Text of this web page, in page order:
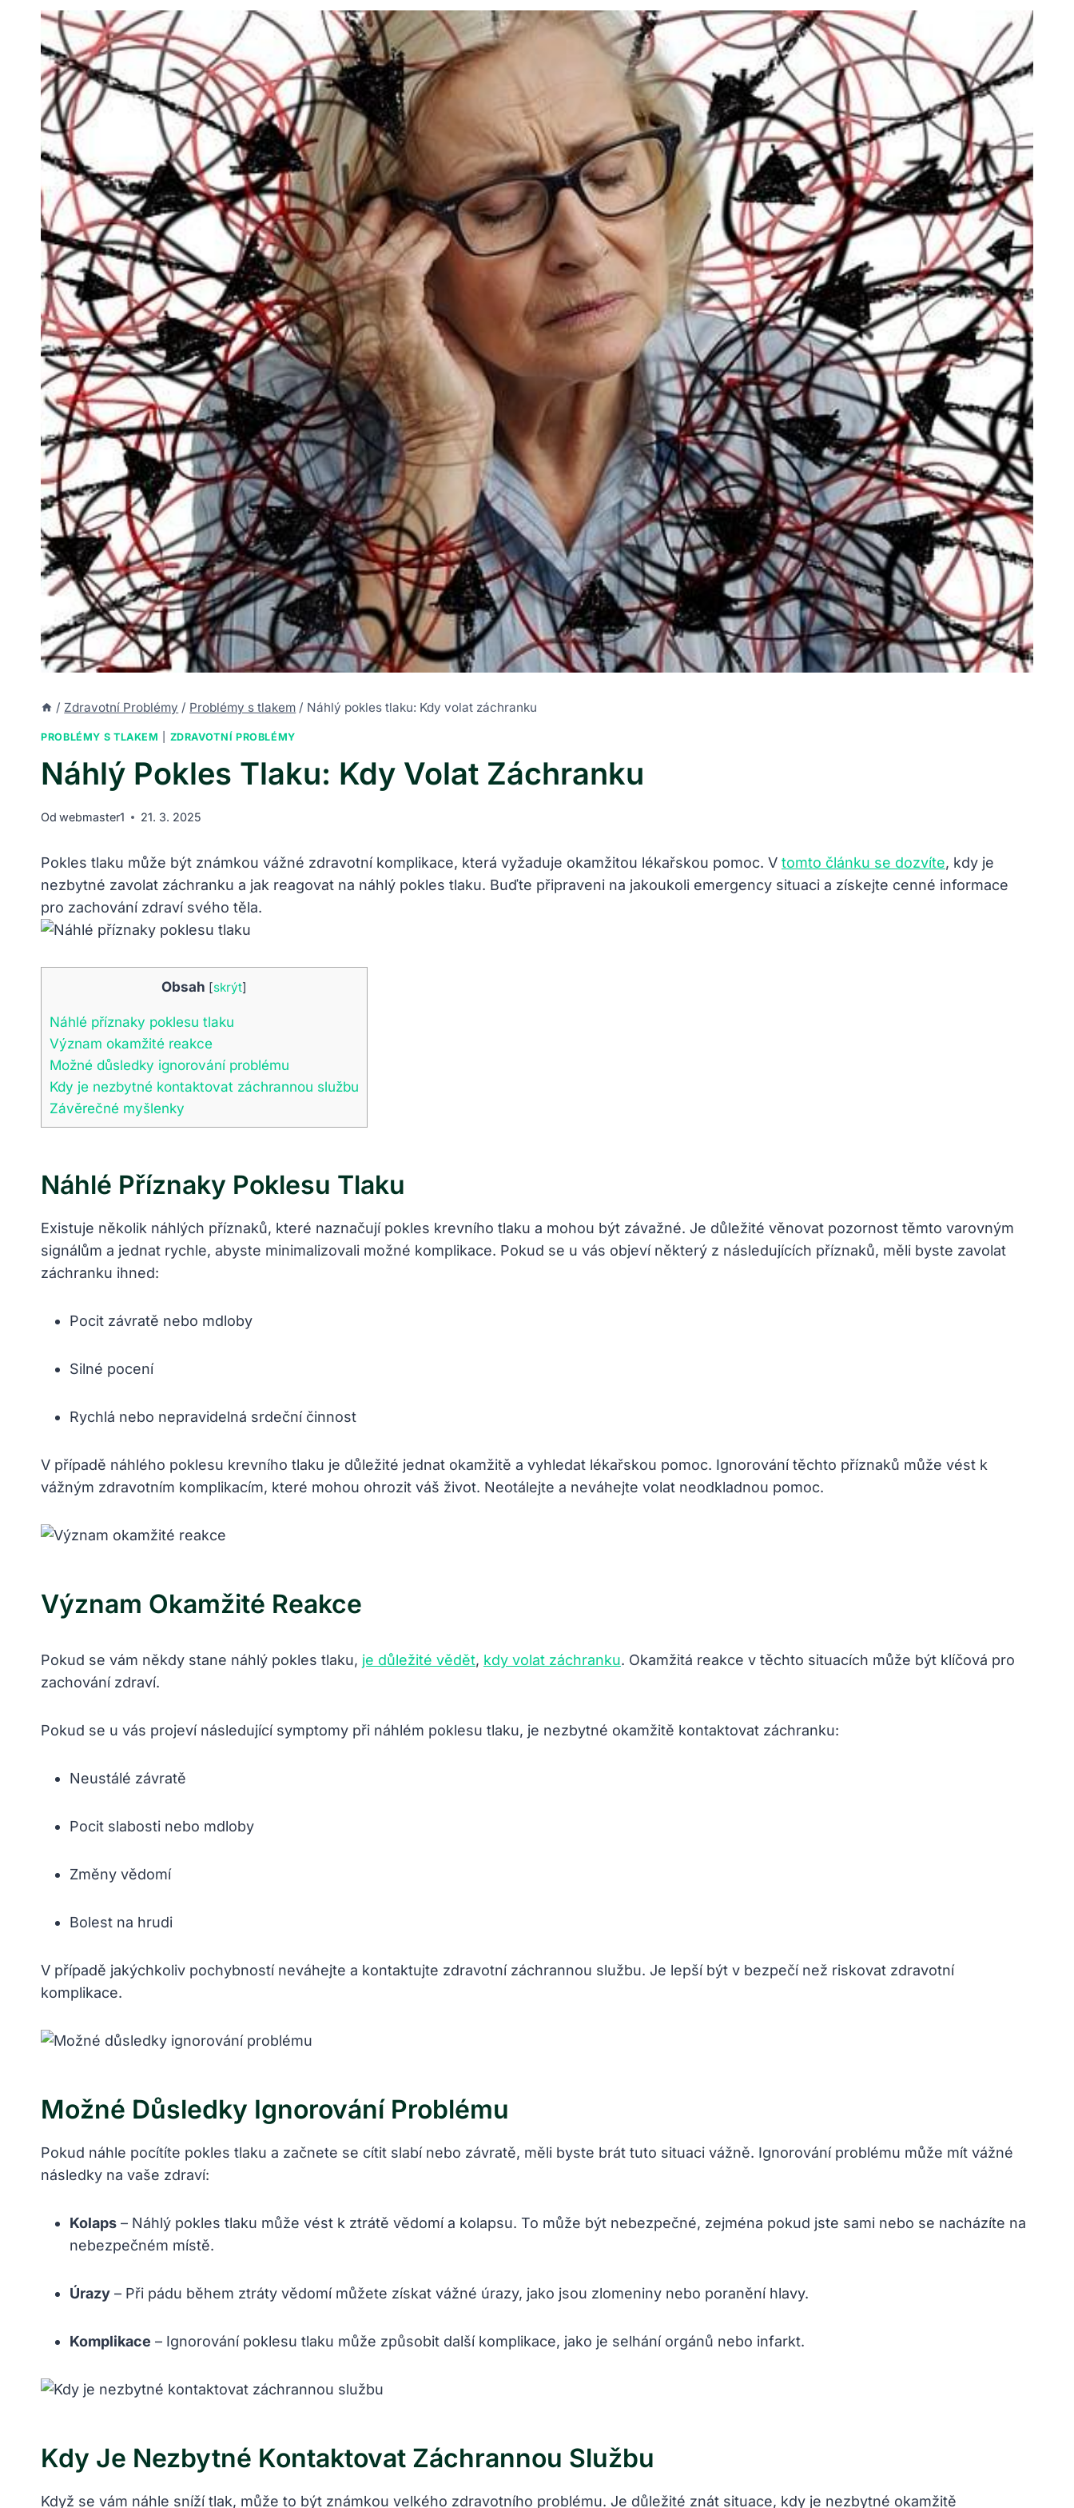
/ Zdravotní Problémy / Problémy s tlakem / Náhlý pokles tlaku: Kdy volat záchranku
PROBLÉMY S TLAKEM ZDRAVOTNÍ PROBLÉMY
Náhlý Pokles Tlaku: Kdy Volat Záchranku
Od webmaster1 21. 3. 2025
Pokles tlaku může být známkou vážné zdravotní komplikace, která vyžaduje okamžitou lékařskou pomoc. V tomto článku se dozvíte, kdy je
nezbytné zavolat záchranku a jak reagovat na náhlý pokles tlaku. Buďte připraveni na jakoukoli emergency situaci a získejte cenné informace
pro zachování zdraví svého těla.
Obsah [skrýt]
Náhlé příznaky poklesu tlaku
Význam okamžité reakce
Možné důsledky ignorování problému
Kdy je nezbytné kontaktovat záchrannou službu
Závěrečné myšlenky
Náhlé Příznaky Poklesu Tlaku
Existuje několik náhlých příznaků, které naznačují pokles krevního tlaku a mohou být závažné. Je důležité věnovat pozornost těmto varovným
signálům a jednat rychle, abyste minimalizovali možné komplikace. Pokud se u vás objeví některý z následujících příznaků, měli byste zavolat
záchranku ihned:
Pocit závratě nebo mdloby
Silné pocení
Rychlá nebo nepravidelná srdeční činnost
V případě náhlého poklesu krevního tlaku je důležité jednat okamžitě a vyhledat lékařskou pomoc. Ignorování těchto příznaků může vést k
vážným zdravotním komplikacím, které mohou ohrozit váš život. Neotálejte a neváhejte volat neodkladnou pomoc.
Význam Okamžité Reakce
Pokud se vám někdy stane náhlý pokles tlaku, je důležité vědět, kdy volat záchranku. Okamžitá reakce v těchto situacích může být klíčová pro
zachování zdraví.
Pokud se u vás projeví následující symptomy při náhlém poklesu tlaku, je nezbytné okamžitě kontaktovat záchranku:
Neustálé závratě
Pocit slabosti nebo mdloby
Změny vědomí
Bolest na hrudi
V případě jakýchkoliv pochybností neváhejte a kontaktujte zdravotní záchrannou službu. Je lepší být v bezpečí než riskovat zdravotní
komplikace.
Možné Důsledky Ignorování Problému
Pokud náhle pocítíte pokles tlaku a začnete se cítit slabí nebo závratě, měli byste brát tuto situaci vážně. Ignorování problému může mít vážné
následky na vaše zdraví:
Kolaps – Náhlý pokles tlaku může vést k ztrátě vědomí a kolapsu. To může být nebezpečné, zejména pokud jste sami nebo se nacházíte na
nebezpečném místě.
Úrazy – Při pádu během ztráty vědomí můžete získat vážné úrazy, jako jsou zlomeniny nebo poranění hlavy.
Komplikace – Ignorování poklesu tlaku může způsobit další komplikace, jako je selhání orgánů nebo infarkt.
Kdy Je Nezbytné Kontaktovat Záchrannou Službu
Když se vám náhle sníží tlak, může to být známkou velkého zdravotního problému. Je důležité znát situace, kdy je nezbytné okamžitě